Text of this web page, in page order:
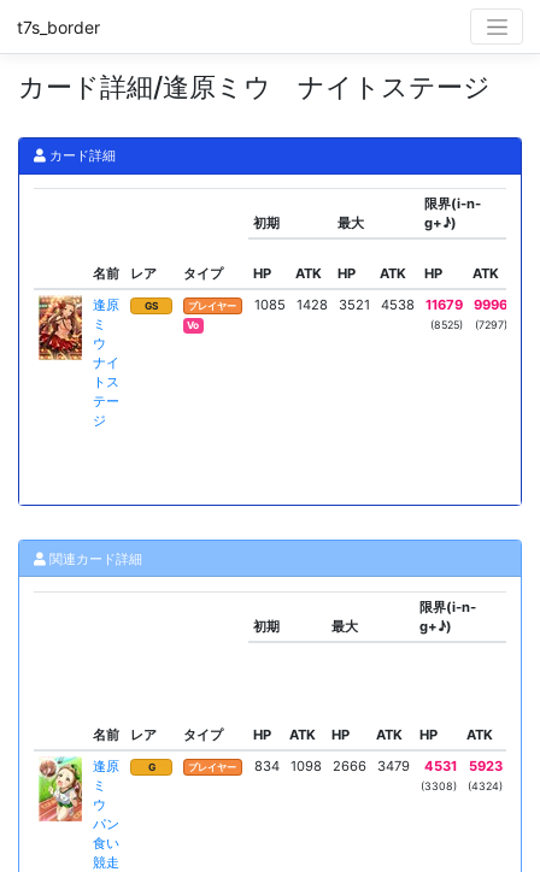
t7s_border
カード詳細/逢原ミウ ナイトステージ
カード詳細
名前 レア タイプ
初期 最大
限界(i-n-
g+♪)
HP ATK HP ATK HP ATK
逢原
ミ
ウ
ナイ
トス
テー
ジ
GS
プレイヤー
Vo
1085 1428 3521 4538 11679
(8525)
9996
(7297)
関連カード詳細
名前 レア タイプ
初期 最大
限界(i-n-
g+♪)
HP ATK HP ATK HP ATK
逢原
ミ
ウ
パン
食い
競走
G プレイヤー 834 1098 2666 3479 4531
(3308)
5923
(4324)